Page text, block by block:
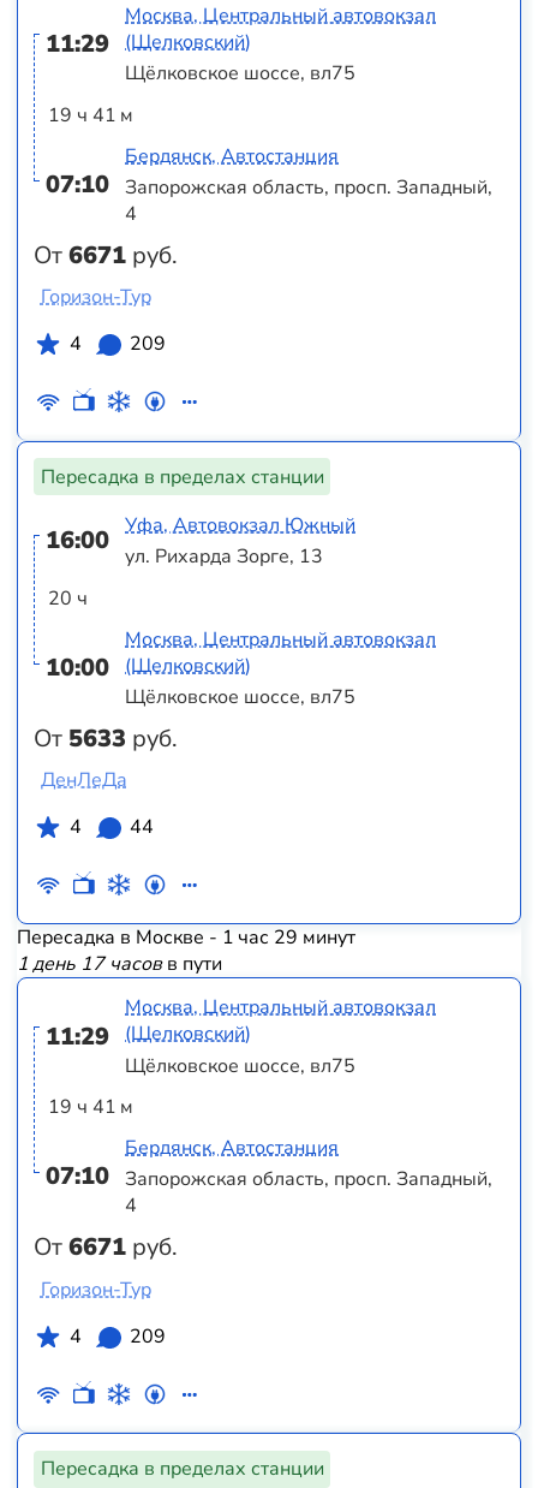
11:29
19 ч 41 м
07:10
От6671 руб.
Москва, Центральный автовокзал
(Щелковский)
Щёлковское шоссе, вл75
Бердянск, Автостанция
Запорожская область, просп. Западный,
4
Горизон-Тур
4
209
Пересадка в пределах станции
16:00
20 ч
10:00
От 5633 руб.
Уфа, Автовокзал Южный
ул. Рихарда Зорге, 13
Москва, Центральный автовокзал
(Щелковский)
Щёлковское шоссе, вл75
ДенЛеДа
4
44
Пересадка в Москве - 1 час 29 минут
1 день 17 часовв пути
11:29
19 ч 41 м
07:10
От6671 руб.
Москва, Центральный автовокзал
(Щелковский)
Щёлковское шоссе, вл75
Бердянск, Автостанция
Запорожская область, просп. Западный,
4
Горизон-Тур
4
209
Пересадка в пределах станции